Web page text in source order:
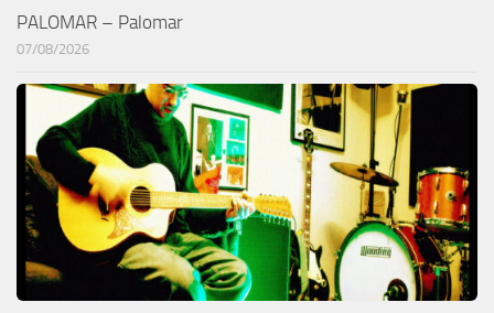
PALOMAR – Palomar
07/08/2026